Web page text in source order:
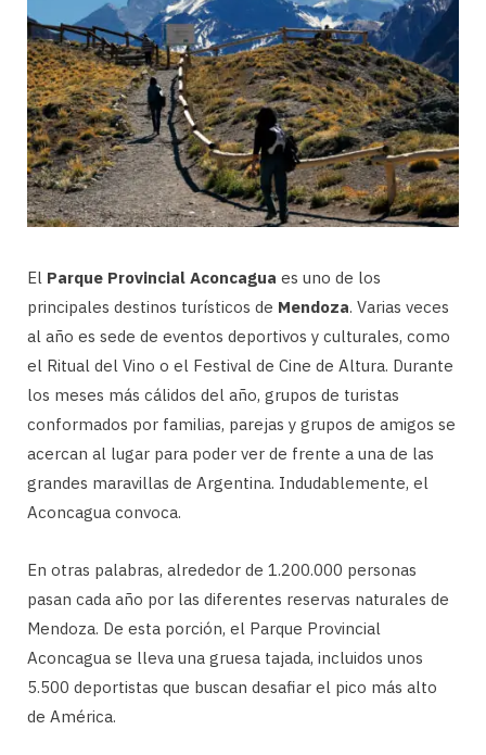
El Parque Provincial Aconcagua es uno de los
principales destinos turísticos de Mendoza. Varias veces
al año es sede de eventos deportivos y culturales, como
el Ritual del Vino o el Festival de Cine de Altura. Durante
los meses más cálidos del año, grupos de turistas
conformados por familias, parejas y grupos de amigos se
acercan al lugar para poder ver de frente a una de las
grandes maravillas de Argentina. Indudablemente, el
Aconcagua convoca.
En otras palabras, alrededor de 1.200.000 personas
pasan cada año por las diferentes reservas naturales de
Mendoza. De esta porción, el Parque Provincial
Aconcagua se lleva una gruesa tajada, incluidos unos
5.500 deportistas que buscan desafiar el pico más alto
de América.